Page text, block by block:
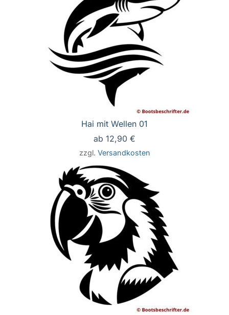
Hai mit Wellen 01
ab 12,90 €
zzgl. Versandkosten